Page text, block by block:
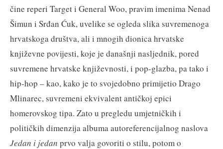
čine reperi Target i General Woo, pravim imenima Nenad
Šimun i Srđan Ćuk, uvelike se ogleda slika suvremenoga
hrvatskoga društva, ali i mnogih dionica hrvatske
književne povijesti, koje je današnji nasljednik, pored
suvremene hrvatske književnosti, i pop-glazba, pa tako i
hip-hop – kao, kako je to svojedobno primijetio Drago
Mlinarec, suvremeni ekvivalent antičkoj epici
homerovskog tipa. Zato u pregledu umjetničkih i
političkih dimenzija albuma autoreferencijalnog naslova
Jedan i jedan prvo valja govoriti o stilu, potom o